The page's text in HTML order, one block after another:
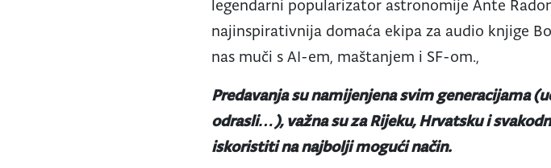
legendarni popularizator astronomije Ante
najinspirativnija domaća ekipa za audio knjige
nas muči s AI-em, maštanjem i SF-om.,
Predavanja su namijenjena svim generacijama
odrasli…), važna su za Rijeku, Hrvatsku i
iskoristiti na najbolji mogući način.